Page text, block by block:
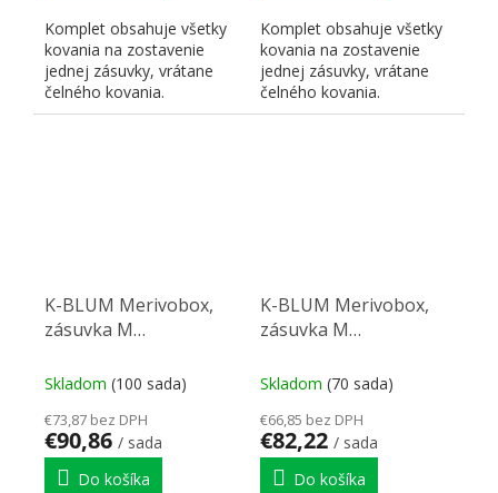
Komplet obsahuje všetky
kovania na zostavenie
jednej zásuvky, vrátane
čelného kovania.
Komplet obsahuje všetky
kovania na zostavenie
jednej zásuvky, vrátane
čelného kovania.
K-BLUM Merivobox,
zásuvka M
sivá IG, skrutka, drez
Skladom (100 sada)
€73,87 bez DPH
€90,86 / sada
Do košíka
K-BLUM Merivobox,
zásuvka M
sivá IG, Inserta, drez
Skladom (70 sada)
€66,85 bez DPH
€82,22 / sada
Do košíka